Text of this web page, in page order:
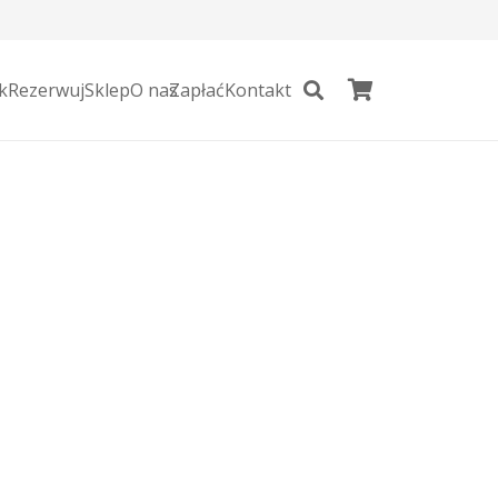
RezerwujSklepO nasZapłaćKontakt